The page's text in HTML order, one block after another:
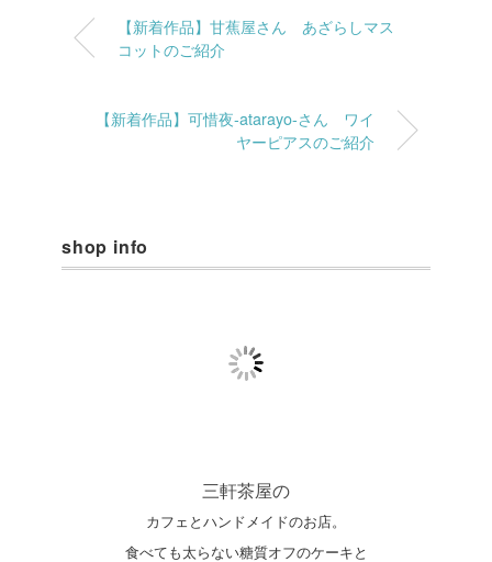
【新着作品】甘蕉屋さん あざらしマス
コットのご紹介
【新着作品】可惜夜-atarayo-さん ワイ
ヤーピアスのご紹介
shop info
三軒茶屋の
カフェとハンドメイドのお店。
食べても太らない糖質オフのケーキと